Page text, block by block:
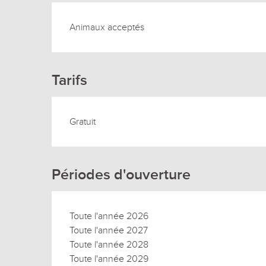
Animaux acceptés
Tarifs
Gratuit
Périodes d'ouverture
Toute l'année 2026
Toute l'année 2027
Toute l'année 2028
Toute l'année 2029